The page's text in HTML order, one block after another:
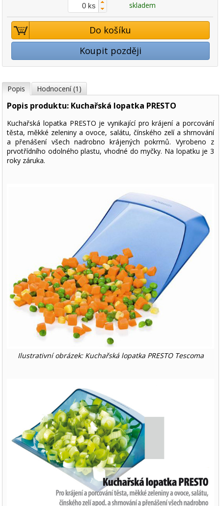
skladem
Do košíku
Koupit později
Popis Hodnocení (1)
Popis produktu: Kuchařská lopatka PRESTO
Kuchařská lopatka PRESTO je vynikající pro krájení a porcování
těsta, měkké zeleniny a ovoce, salátu, čínského zelí a shrnování
a přenášení všech nadrobno krájených pokrmů. Vyrobeno z
prvotřídního odolného plastu, vhodné do myčky. Na lopatku je 3
roky záruka.
Ilustrativní obrázek: Kuchařská lopatka PRESTO Tescoma